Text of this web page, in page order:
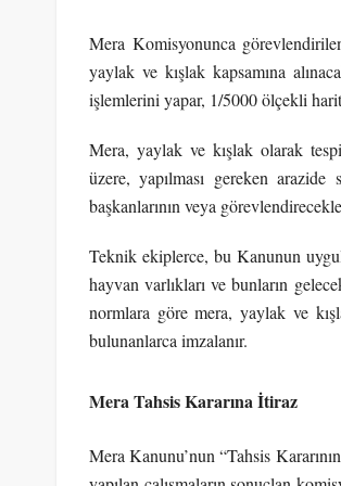
Mera Komisyonunca
yaylak ve kışlak kapsamına
işlemlerini yapar, 1/5000 ölçekli
Mera, yaylak ve kışlak olarak
üzere, yapılması gereken
başkanlarının veya
Teknik ekiplerce, bu Kanunun
hayvan varlıkları ve bunların
normlara göre mera, yaylak ve
bulunanlarca imzalanır.
Mera Tahsis Kararına İtiraz
Mera Kanunu’nun “Tahsis